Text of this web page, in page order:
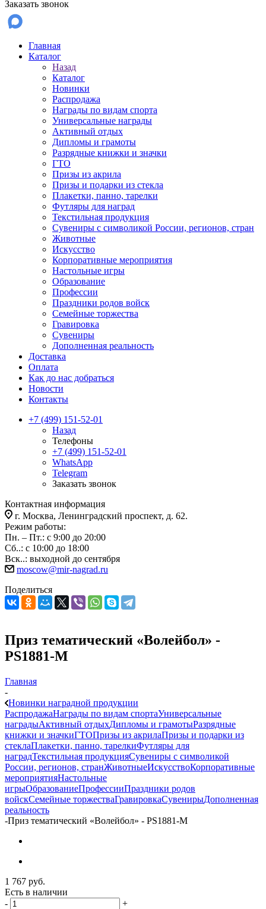
Заказать звонок
Главная
Каталог
Назад
Каталог
Новинки
Распродажа
Награды по видам спорта
Универсальные награды
Активный отдых
Дипломы и грамоты
Разрядные книжки и значки
ГТО
Призы из акрила
Призы и подарки из стекла
Плакетки, панно, тарелки
Футляры для наград
Текстильная продукция
Сувениры с символикой России, регионов, стран
Животные
Искусство
Корпоративные мероприятия
Настольные игры
Образование
Профессии
Праздники родов войск
Семейные торжества
Гравировка
Сувениры
Дополненная реальность
Доставка
Оплата
Как до нас добраться
Новости
Контакты
+7 (499) 151-52-01
Назад
Телефоны
+7 (499) 151-52-01
WhatsApp
Telegram
Заказать звонок
Контактная информация
г. Москва, Ленинградский проспект, д. 62.
Режим работы:
Пн. – Пт.: с 9:00 до 20:00
Сб..: с 10:00 до 18:00
Вск..: выходной до сентября
moscow@mir-nagrad.ru
Поделиться
Приз тематический «Волейбол» -
PS1881-M
Главная
-
Новинки наградной продукции
РаспродажаНаграды по видам спортаУниверсальные
наградыАктивный отдыхДипломы и грамотыРазрядные
книжки и значкиГТОПризы из акрилаПризы и подарки из
стеклаПлакетки, панно, тарелкиФутляры для
наградТекстильная продукцияСувениры с символикой
России, регионов, странЖивотныеИскусствоКорпоративные
мероприятияНастольные
игрыОбразованиеПрофессииПраздники родов
войскСемейные торжестваГравировкаСувенирыДополненная
реальность
-Приз тематический «Волейбол» - PS1881-M
1 767 руб.
Есть в наличии
-
+